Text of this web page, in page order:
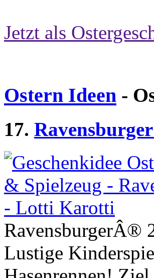
Jetzt als
Ostern Ideen -
17.
RavensburgerÂ®
Lustige